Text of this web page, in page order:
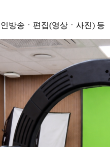
방송ㆍ편집(영상ㆍ사진) 등